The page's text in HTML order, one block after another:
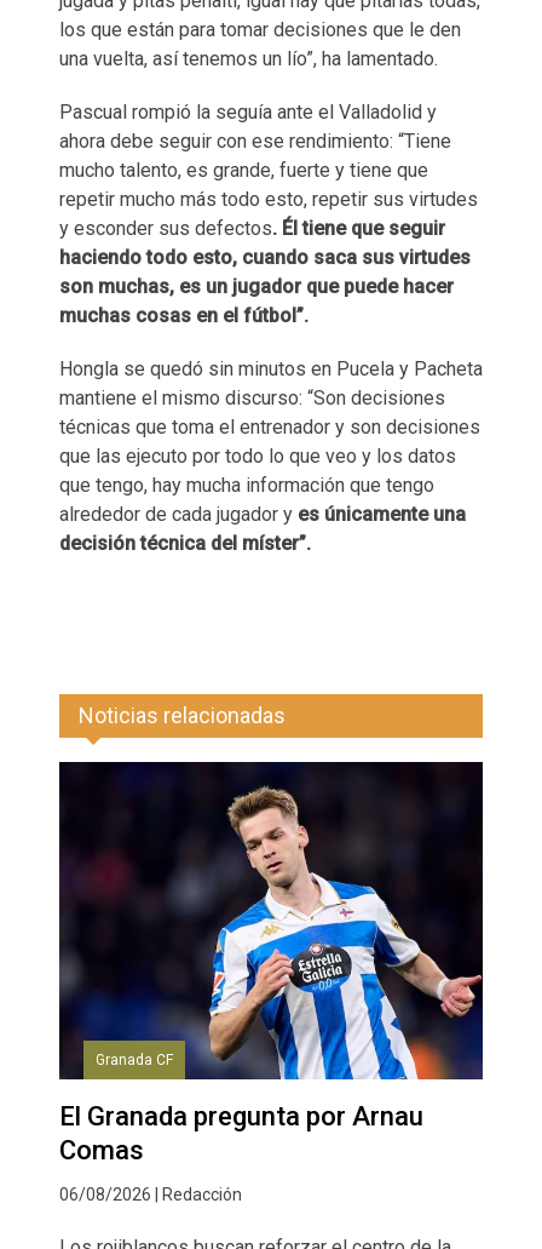
los que están para tomar decisiones que le den
una vuelta, así tenemos un lío”, ha lamentado.
Pascual rompió la seguía ante el Valladolid y
ahora debe seguir con ese rendimiento: “Tiene
mucho talento, es grande, fuerte y tiene que
repetir mucho más todo esto, repetir sus virtudes
y esconder sus defectos. Él tiene que seguir
haciendo todo esto, cuando saca sus virtudes
son muchas, es un jugador que puede hacer
muchas cosas en el fútbol”.
Hongla se quedó sin minutos en Pucela y Pacheta
mantiene el mismo discurso: “Son decisiones
técnicas que toma el entrenador y son decisiones
que las ejecuto por todo lo que veo y los datos
que tengo, hay mucha información que tengo
alrededor de cada jugador y es únicamente una
decisión técnica del míster”.
Noticias relacionadas
Granada CF
El Granada pregunta por Arnau
Comas
06/08/2026 | Redacción